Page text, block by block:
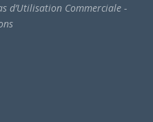
d’Utilisation Commerciale -